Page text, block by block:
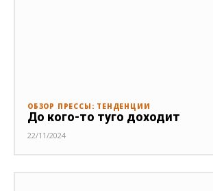
ОБЗОР ПРЕССЫ: ТЕНДЕНЦИИ
До кого-то туго доходит
22/11/2024